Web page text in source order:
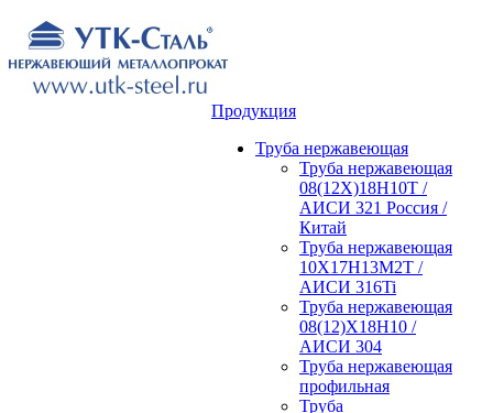
Продукция
Труба нержавеющая
Труба нержавеющая
08(12Х)18Н10Т /
АИСИ 321 Россия /
Китай
Труба нержавеющая
10Х17Н13М2Т /
АИСИ 316Ti
Труба нержавеющая
08(12)Х18Н10 /
АИСИ 304
Труба нержавеющая
профильная
Труба